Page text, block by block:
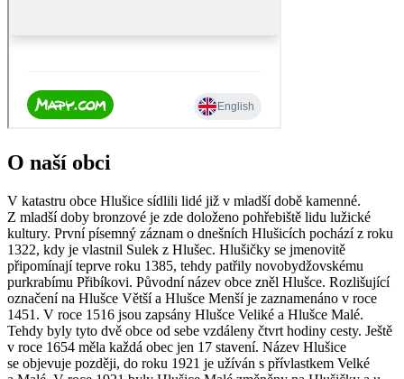
O naší obci
V katastru obce Hlušice sídlili lidé již v mladší době kamenné.
Z mladší doby bronzové je zde doloženo pohřebiště lidu lužické
kultury. První písemný záznam o dnešních Hlušicích pochází z roku
1322, kdy je vlastnil Sulek z Hlušec. Hlušičky se jmenovitě
připomínají teprve roku 1385, tehdy patřily novobydžovskému
purkrabímu Přibíkovi. Původní název obce zněl Hlušce. Rozlišující
označení na Hlušce Větší a Hlušce Menší je zaznamenáno v roce
1451. V roce 1516 jsou zapsány Hlušce Veliké a Hlušce Malé.
Tehdy byly tyto dvě obce od sebe vzdáleny čtvrt hodiny cesty. Ještě
v roce 1654 měla každá obec jen 17 stavení. Název Hlušice
se objevuje později, do roku 1921 je užíván s přívlastkem Velké